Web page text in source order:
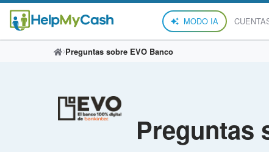
MODO IA
Preguntas sobre EVO Banco
Preguntas